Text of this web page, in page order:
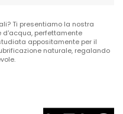
Ti presentiamo la nostra
d'acqua, perfettamente
appositamente per il
naturale, regalando